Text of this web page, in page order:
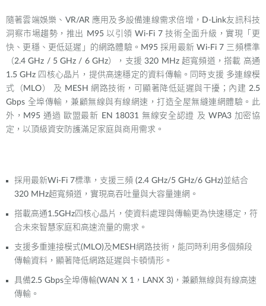
隨著雲端娛樂、 VR/AR 應用及多設備連線需求倍增， D-Link友訊科技
洞察市場趨勢，推出
M95以引領 Wi-Fi 7技術全面升級，實現「更
快、更穩、更低延遲」的網路體驗。 M95採用最新Wi-Fi 7 三頻標準
（2.4 GHz / 5 GHz / 6 GHz），支援 320 MHz 超寬頻道，搭載 高通
1.5 GHz 四核心晶片，提供高速穩定的資料傳輸。同時支援 多連線模
式（ MLO ） 及 MESH網路技術，可顯著降低延遲與干擾；內建 2.5
Gbps 全埠傳輸，兼顧無線與有線網速，打造全屋無縫連網體驗。此
外， M95通過 歐盟最新 EN 18031 無線安全認證 及 WPA3 加密協
定，以頂級資安防護滿足家庭與商用需求。
採用最新Wi-Fi 7標準，支援三頻 (2.4 GHz/5 GHz/6 GHz)並結合
320 MHz超寬頻道，實現高吞吐量與大容量連網。
搭載高通1.5GHz四核心晶片，使資料處理與傳輸更為快速穩定，符
合未來智慧家庭和高速流量的需求。
支援多重連接模式(MLO)及 MESH 網路技術，能同時利用多個頻段
傳輸資料，顯著降低網路延遲與卡頓情形。
具備2.5 Gbps全埠傳輸(WAN X 1 ， LANX 3) ，兼顧無線與有線高速
傳輸。